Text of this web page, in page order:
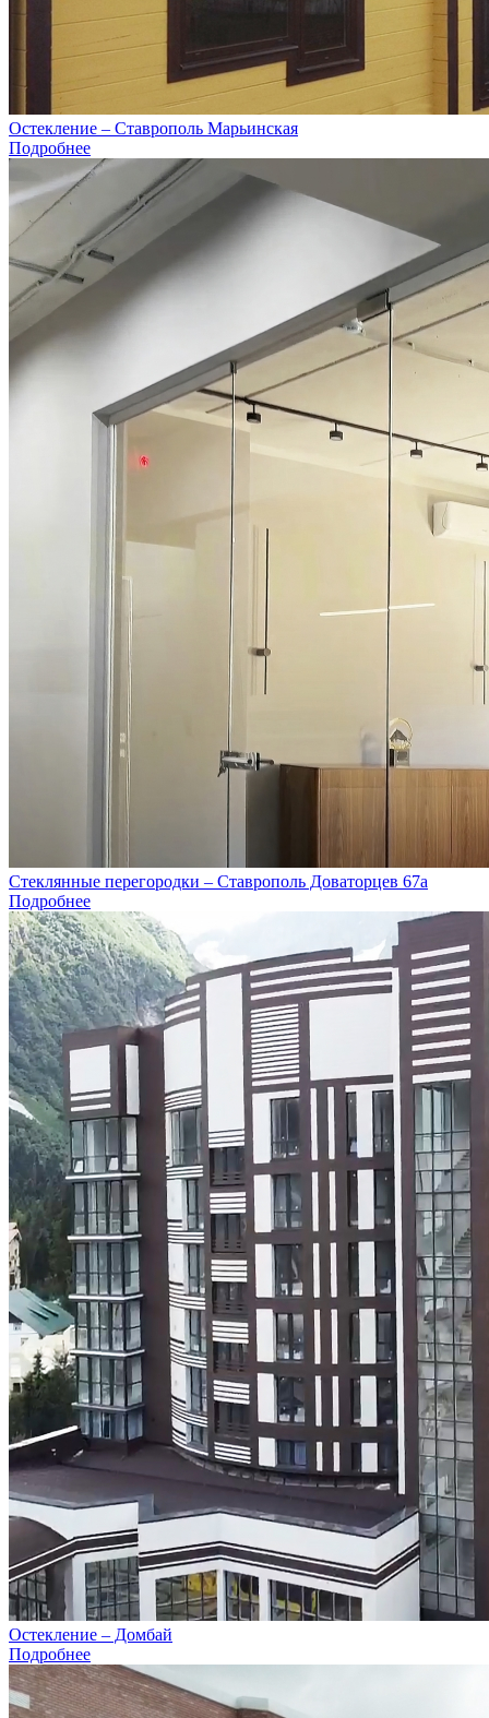
Остекление – Ставрополь Марьинская
Подробнее
Стеклянные перегородки – Ставрополь Доваторцев 67а
Подробнее
Остекление – Домбай
Подробнее